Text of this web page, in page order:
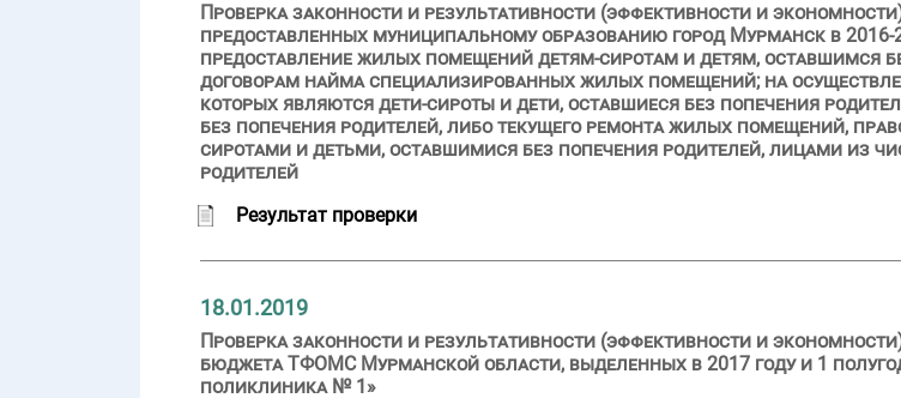
Проверка законности и результативности (эффективности и
предоставленных муниципальному образованию город Мурманск в 2016-
предоставление жилых помещений детям-сиротам и детям, оставшимся
договорам найма специализированных жилых помещений; на
которых являются дети-сироты и дети, оставшиеся без попечения
без попечения родителей, либо текущего ремонта жилых помещений,
сиротами и детьми, оставшимися без попечения родителей, лицами из
родителей
Результат проверки
18.01.2019
Проверка законности и результативности (эффективности и
бюджета ТФОМС Мурманской области, выделенных в 2017 году и 1
поликлиника № 1»